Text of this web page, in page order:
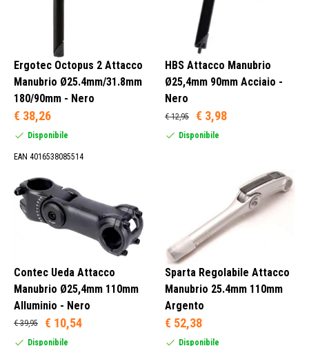
Ergotec Octopus 2 Attacco
Manubrio Ø25.4mm/31.8mm
180/90mm - Nero
€ 38,26
Disponibile
EAN 4016538085514
HBS Attacco Manubrio
Ø25,4mm 90mm Acciaio -
Nero
€ 12,95 € 3,98
Disponibile
Contec Ueda Attacco
Manubrio Ø25,4mm 110mm
Alluminio - Nero
€ 39,95 € 10,54
Disponibile
Sparta Regolabile Attacco
Manubrio 25.4mm 110mm
Argento
€ 52,38
Disponibile